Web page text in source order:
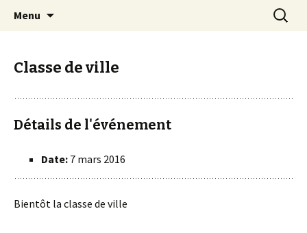
Ecole Libre Saint-Pierre de
Mussy-la-Ville & Signeulx
Mussy-La-ville & Signeulx
Menu
Classe de ville
Détails de l'événement
Date: 7 mars 2016
Bientôt la classe de ville